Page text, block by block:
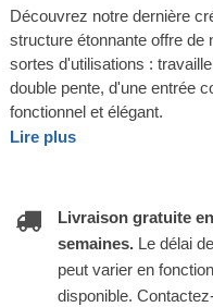
Découvrez notre dernière
structure étonnante offre
sortes d'utilisations :
double pente, d'une entrée
fonctionnel et élégant.
Lire plus
Livraison gratuite
semaines. Le délai
peut varier en
disponible.